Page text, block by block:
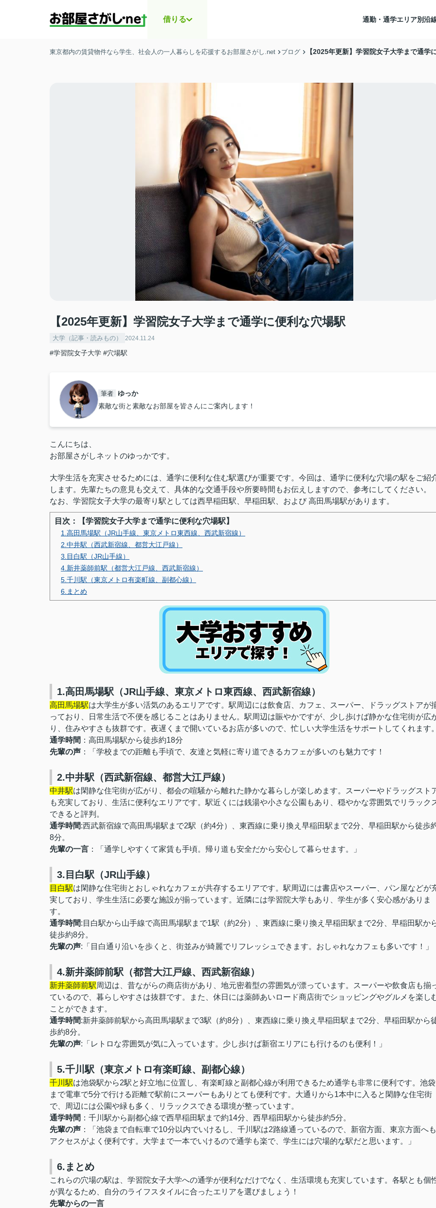
借りる 通勤・通学エリア別沿
東京都内の賃貸物件なら学生、社会人の一人暮らしを応援するお部屋さがし.net ブログ 【2025年更新】学習院女子大学まで通学
【2025年更新】学習院女子大学まで通学に便利な穴場駅
大学（記事・読みもの） 2024.11.24
#学習院女子大学 #穴場駅
筆者
ゆっか
素敵な街と素敵なお部屋を皆さんにご案内します！
こんにちは、
お部屋さがしネットのゆっかです。
大学生活を充実させるためには、通学に便利な住む駅選びが重要です。今回は、通学に便利な穴場の駅をご紹
します。先輩たちの意見も交えて、具体的な交通手段や所要時間もお伝えしますので、参考にしてください。
なお、学習院女子大学の最寄り駅としては西早稲田駅、早稲田駅、および 高田馬場駅があります。
目次：【学習院女子大学まで通学に便利な穴場駅】
1.高田馬場駅（JR山手線、東京メトロ東西線、西武新宿線）
2.中井駅（西武新宿線、都営大江戸線）
3.目白駅（JR山手線）
4.新井薬師前駅（都営大江戸線、西武新宿線）
5.千川駅（東京メトロ有楽町線、副都心線）
6.まとめ
1.高田馬場駅（JR山手線、東京メトロ東西線、西武新宿線）
高田馬場駅は大学生が多い活気のあるエリアです。駅周辺には飲食店、カフェ、スーパー、ドラッグストアが
っており、日常生活で不便を感じることはありません。駅周辺は賑やかですが、少し歩けば静かな住宅街が広
り、住みやすさも抜群です。夜遅くまで開いているお店が多いので、忙しい大学生活をサポートしてくれます
通学時間 ： 高田馬場駅から徒歩約18分
先輩の声 ：「学校までの距離も手頃で、友達と気軽に寄り道できるカフェが多いのも魅力です！
2.中井駅（西武新宿線、都営大江戸線）
中井駅は閑静な住宅街が広がり、都会の喧騒から離れた静かな暮らしが楽しめます。スーパーやドラッグスト
も充実しており、生活に便利なエリアです。駅近くには銭湯や小さな公園もあり、穏やかな雰囲気でリラック
できると評判。
通学時間:西武新宿線で高田馬場駅まで2駅（約4分）
東西線に乗り換え早稲田駅まで2分、早稲田駅から徒歩
8分。
先輩の一言 ：「通学しやすくて家賃も手頃。帰り道も安全だから安心して暮らせます。」
3.目白駅（JR山手線）
目白駅は閑静な住宅街とおしゃれなカフェが共存するエリアです。駅周辺には書店やスーパー、パン屋などが
実しており、学生生活に必要な施設が揃っています。近隣には学習院大学もあり、学生が多く安心感がありま
す。
通学時間:目白駅から山手線で高田馬場駅まで1駅（約2分）、 東西線に乗り換え早稲田駅まで2分、早稲田駅か
徒歩約8分。
先輩の声:「目白通り沿いを歩くと、街並みが綺麗でリフレッシュできます。おしゃれなカフェも多いです！」
4.新井薬師前駅（都営大江戸線、西武新宿線）
新井薬師前駅周辺は、昔ながらの商店街があり、地元密着型の雰囲気が漂っています。スーパーや飲食店も揃
ているので、暮らしやすさは抜群です。また、休日には薬師あいロード商店街でショッピングやグルメを楽し
ことができます。
通学時間:新井薬師前駅から高田馬場駅まで3駅（約8分）、東西線に乗り換え早稲田駅まで2分、早稲田駅から
歩約8分。
先輩の声:「レトロな雰囲気が気に入っています。少し歩けば新宿エリアにも行けるのも便利！」
5.千川駅（東京メトロ有楽町線、副都心線）
千川駅は池袋駅から2駅と好立地に位置し、有楽町線と副都心線が利用できるため通学も非常に便利です。池袋
まで電車で5分で行ける距離で駅前にスーパーもありとても便利です。大通りから1本中に入ると閑静な住宅街
で、周辺には公園や緑も多く、リラックスできる環境が整っています。
通学時間 ：千川駅から副都心線で西早稲田駅まで約14分、西早稲田駅から徒歩約5分。
先輩の声 ：「池袋まで自転車で10分以内でいけるし、千川駅は2路線通っているので、新宿方面、東京方面へも
アクセスがよく便利です。大学まで一本でいけるので通学も楽で、学生には穴場的な駅だと思います。」
6.まとめ
これらの穴場の駅は、学習院女子大学への通学が便利なだけでなく、生活環境も充実しています。各駅とも個
が異なるため、自分のライフスタイルに合ったエリアを選びましょう！
先輩からの一言